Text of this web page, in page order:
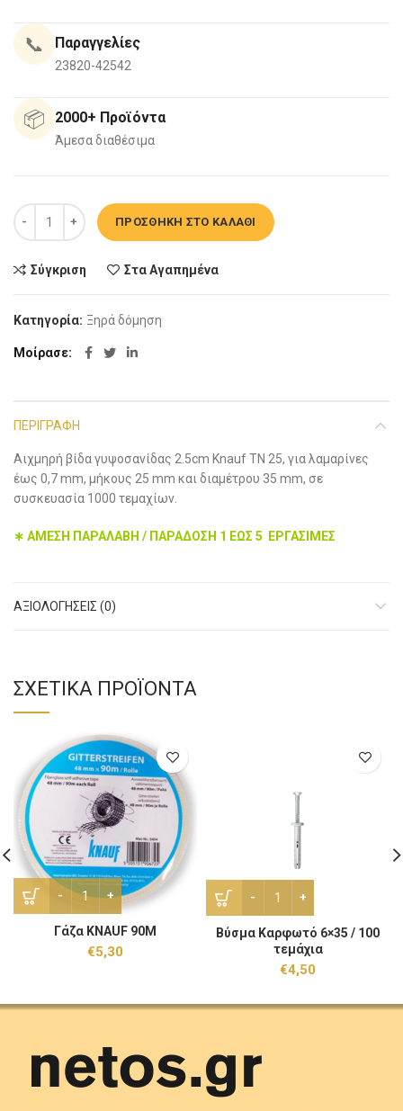
📞 Παραγγελίες
23820-42542
📦 2000+ Προϊόντα
Άμεσα διαθέσιμα
Αιχμηρή βίδα 2.5cm KNAUF TN25 1000/τμχ ποσότητα
ΠΡΟΣΘΉΚΗ ΣΤΟ ΚΑΛΆΘΙ
Σύγκριση Στα Αγαπημένα
Κατηγορία: Ξηρά δόμηση
Μοίρασε
ΠΕΡΙΓΡΑΦΉ
Αιχμηρή βίδα γυψοσανίδας 2.5cm Knauf TN 25, για λαμαρίνες
έως 0,7 mm, μήκους 25 mm και διαμέτρου 35 mm, σε
συσκευασία 1000 τεμαχίων.
∗ ΑΜΕΣΗ ΠΑΡΑΛΑΒΗ / ΠΑΡΑΔΟΣΗ 1 ΕΩΣ 5 ΕΡΓΑΣΙΜΕΣ
ΑΞΙΟΛΟΓΉΣΕΙΣ (0)
ΣΧΕΤΙΚΆ ΠΡΟΪΌΝΤΑ
Γάζα KNAUF 90Μ ποσότητα
Γάζα KNAUF 90Μ
€5,30
Bύσμα Καρφωτό 6x35 / 100
Bύσμα Καρφωτό 6×35 / 100
τεμάχια
€4,50